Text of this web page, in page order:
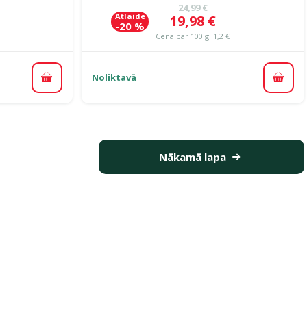
Pievienot grozam
Oriģinālā cena
24,99 €
Cena
19,98 €
Cena par 100 g: 1,2 €
Atlaide
-20 %
Noliktavā
Nākamā lapa